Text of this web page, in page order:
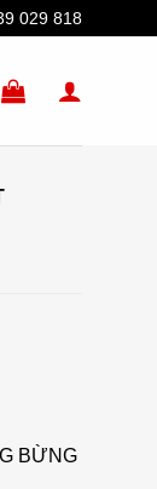
029 818
BỪNG